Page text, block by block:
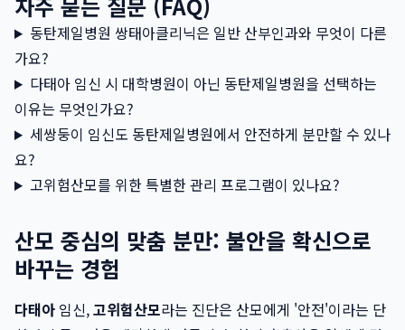
동탄제일병원 쌍태아클리닉은 일반 산부인과와 무엇이 다른
가요?
다태아 임신 시 대학병원이 아닌 동탄제일병원을 선택하는
이유는 무엇인가요?
세쌍둥이 임신도 동탄제일병원에서 안전하게 분만할 수 있나
요?
고위험산모를 위한 특별한 관리 프로그램이 있나요?
산모 중심의 맞춤 분만: 불안을 확신으로
바꾸는 경험
다태아 임신,고위험산모라는 진단은 산모에게 '안전'이라는 단